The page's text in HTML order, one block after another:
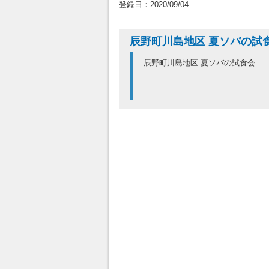
登録日：2020/09/04
辰野町川島地区 夏ソバの試
辰野町川島地区 夏ソバの試食会